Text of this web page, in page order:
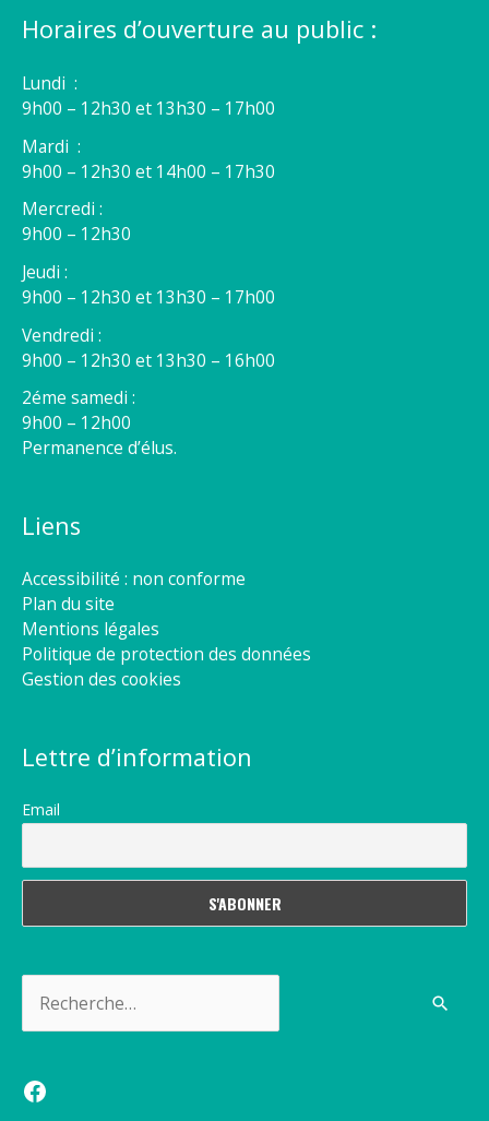
Horaires d’ouverture au public :
Lundi :
9h00 – 12h30 et 13h30 – 17h00
Mardi :
9h00 – 12h30 et 14h00 – 17h30
Mercredi :
9h00 – 12h30
Jeudi :
9h00 – 12h30 et 13h30 – 17h00
Vendredi :
9h00 – 12h30 et 13h30 – 16h00
2éme samedi :
9h00 – 12h00
Permanence d’élus.
Liens
Accessibilité : non conforme
Plan du site
Mentions légales
Politique de protection des données
Gestion des cookies
Lettre d’information
Email
Facebook